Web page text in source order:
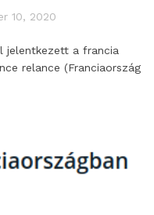
10, 2020
jelentkezett a francia
relance (Franciaország